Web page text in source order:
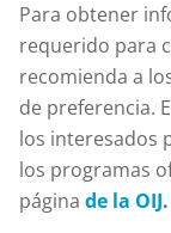
Para obtener
requerido para
recomienda a
de preferencia.
los interesados
los programas
página de la OIJ.